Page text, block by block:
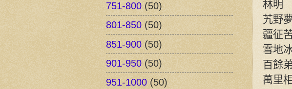
林明
艽野
疆征
雪地
百餘
萬里
751-800 (50)
801-850 (50)
851-900 (50)
901-950 (50)
951-1000 (50)